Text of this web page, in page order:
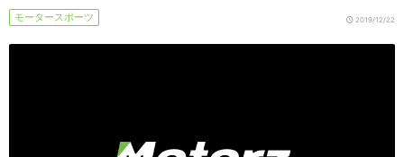
モータースポーツ 2019/12/22